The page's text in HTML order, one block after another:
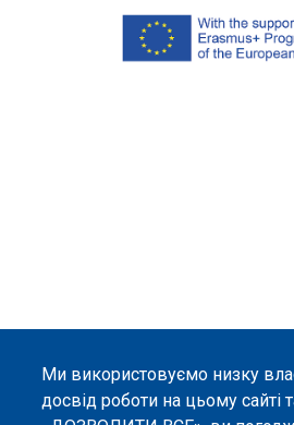
Ми використовуємо низку
досвід роботи на цьому сайті